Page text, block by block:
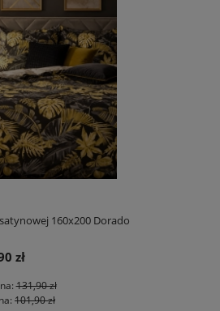
160x200 Dorado
zł
131,90 zł
101,90 zł